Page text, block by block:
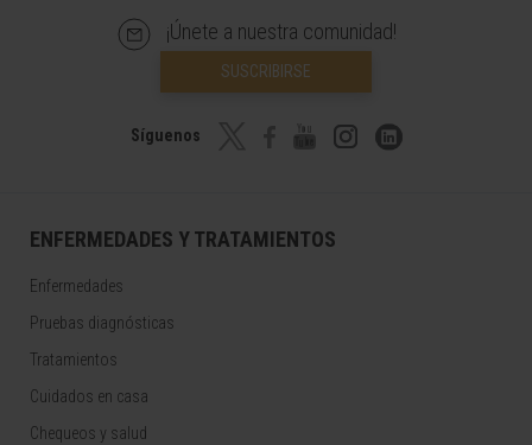
¡Únete a nuestra comunidad!
SUSCRIBIRSE
Síguenos
ENFERMEDADES Y TRATAMIENTOS
Enfermedades
Pruebas diagnósticas
Tratamientos
Cuidados en casa
Chequeos y salud